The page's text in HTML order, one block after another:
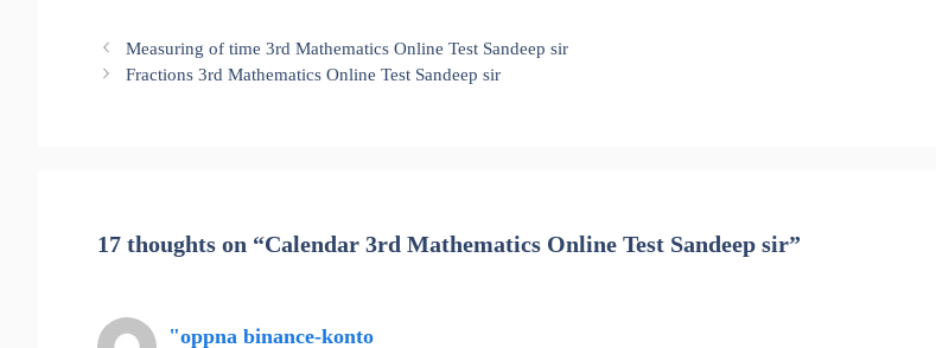
Measuring of time 3rd Mathematics Online Test Sandeep sir
Fractions 3rd Mathematics Online Test Sandeep sir
17 thoughts on “Calendar 3rd Mathematics Online Test Sandeep sir”
"oppna binance-konto